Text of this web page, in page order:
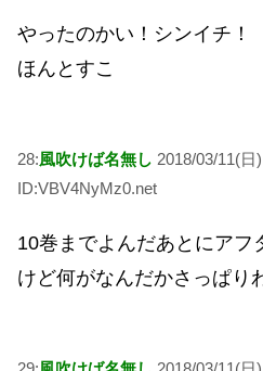
やったのかい！シンイチ！
ほんとすこ
28:風吹けば名無し 2018/03/11(日
ID:VBV4NyMz0.net
10巻までよんだあとにアフ
けど何がなんだかさっぱり